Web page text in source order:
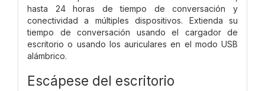
hasta 24 horas de tiempo de conversación y
conectividad a múltiples dispositivos. Extienda su
tiempo de conversación usando el cargador de
escritorio o usando los auriculares en el modo USB
alámbrico.
Escápese del escritorio